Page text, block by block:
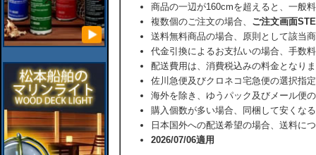
商品の一辺が160cmを超えると、一般
複数個のご注文の場合、 ご注文画面
送料無料商品の場合、原則として該当
代金引換によるお支払いの場合、手数
配送費用は、消費税込みの料金となり
佐川急便及びクロネコ宅急便の選択指
海外を除き、ゆうパック及びメール便
購入個数が多い場合、同梱して安くな
日本国外への配送希望の場合、送料に
2026/07/06適用